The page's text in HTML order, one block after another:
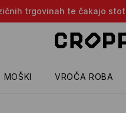
trgovinah te čakajo
MOŠKI VROČA ROBA